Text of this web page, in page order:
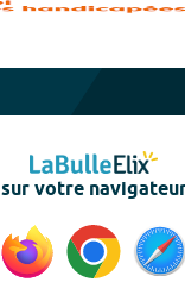
sur votre